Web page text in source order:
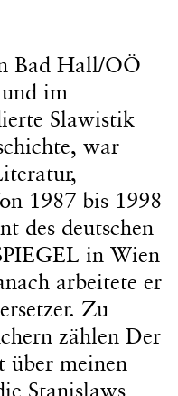
Bad Hall/OÖ
im
Slawistik
war
1987 bis 1998
des deutschen
in Wien
arbeitete er
Zu
zählen Der
über meinen
Stanislaws